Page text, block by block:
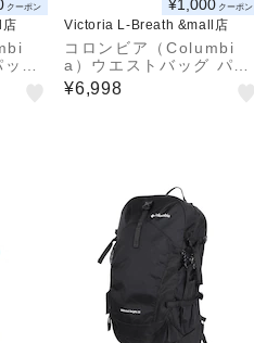
クーポン
ク
ジ 3
PU7
¥1,000 クーポン
Victoria L-Breath &mall店
コロンビア（Columbi
a）ウエストバッグ パナ
シーア スリングバッグ P
U7256 014
¥6,998